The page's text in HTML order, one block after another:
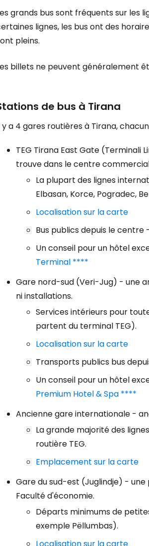
grands bus sont fréquents sur les
lignes, les bus ont des
pleins.
billets ne peuvent généralement
de bus à Tirana
y a 4 gares routières à Tirana,
TEG Tirana East Gate (Terminali
trouve dans le centre commercial
La plupart des lignes
Elbasan, Korce, Pogradec,
Localisation sur la carte
Bus publics depuis le centre
Un conseil pour un hôtel
Terminal ****
Gare nord-sud (Veri-Jug) - une
ni installations.
Services intérieurs pour
partent du terminal TEG).
Localisation sur la carte
Transports publics bus
Un conseil pour un hôtel
Premium Hotel & Spa ****
Ancienne gare internationale -
La grande majorité des
routière TEG.
Emplacement sur la carte
Gare du sud-est (Juglindje) -
Faculté d'économie.
Départs minimums de
exemple Pëllumbas).